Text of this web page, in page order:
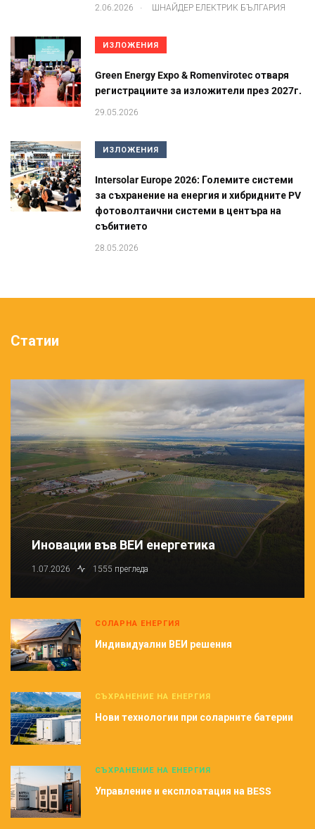
2.06.2026 . ШНАЙДЕР ЕЛЕКТРИК БЪЛГАРИЯ
ИЗЛОЖЕНИЯ
Green Energy Expo & Romenvirotec отваря
регистрациите за изложители през 2027г.
29.05.2026
ИЗЛОЖЕНИЯ
Intersolar Europe 2026: Големите системи
за съхранение на енергия и хибридните PV
фотоволтаични системи в центъра на
събитието
28.05.2026
Статии
Иновации във ВЕИ енергетика
1.07.2026 1555 прегледа
СОЛАРНА ЕНЕРГИЯ
Индивидуални ВЕИ решения
СЪХРАНЕНИЕ НА ЕНЕРГИЯ
Нови технологии при соларните батерии
СЪХРАНЕНИЕ НА ЕНЕРГИЯ
Управление и експлоатация на BESS